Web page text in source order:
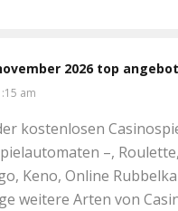
2026 top
am
kostenlosen
–,
Keno, Online
weitere Arten von